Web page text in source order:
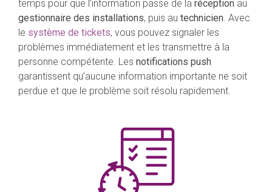
temps pour que l’information passe de la réception au
gestionnaire des installations, puis au technicien . Avec
le système de tickets, vous pouvez signaler les
problèmes immédiatement et les transmettre à la
personne compétente. Les notifications push
garantissent qu’aucune information importante ne soit
perdue et que le problème soit résolu rapidement.